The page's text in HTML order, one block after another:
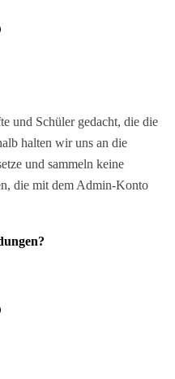
und Schüler gedacht, die die
halten wir uns an die
und sammeln keine
die mit dem Admin-Konto